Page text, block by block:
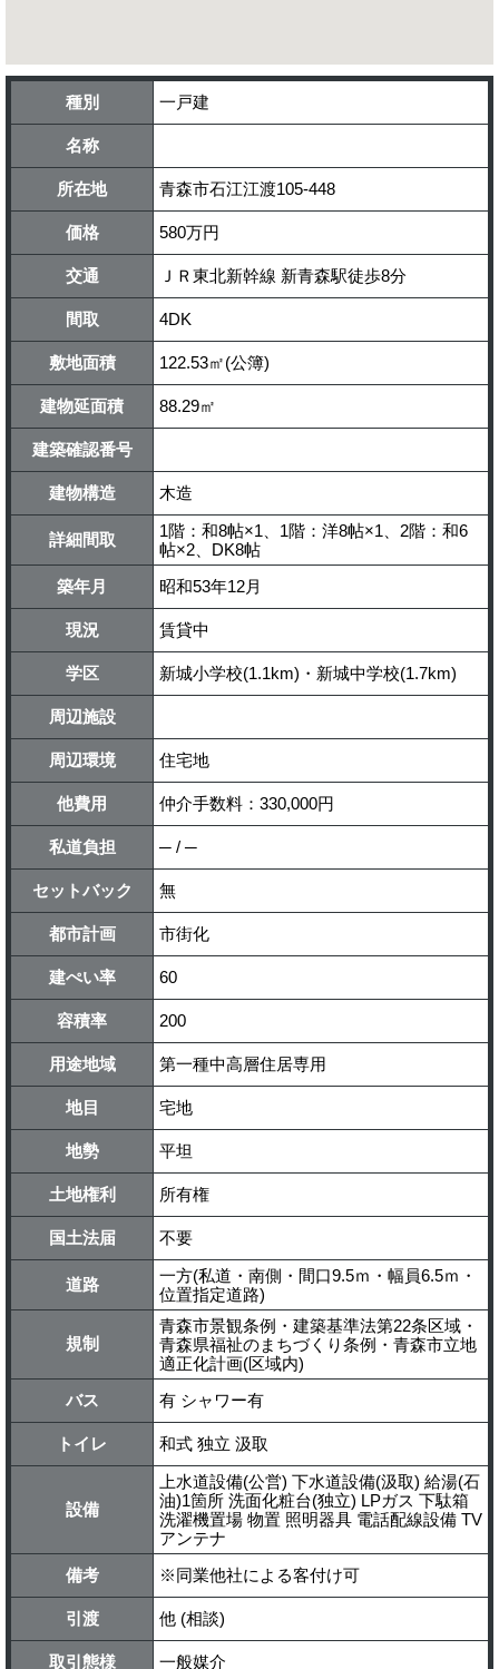
種別 一戸建
名称
所在地 青森市石江江渡105-448
価格 580万円
交通 ＪＲ東北新幹線 新青森駅徒歩8分
間取 4DK
敷地面積 122.53㎡(公簿)
建物延面積 88.29㎡
建築確認番号
建物構造 木造
詳細間取
1階：和8帖×1、1階：洋8帖×1、2階：和6
帖×2、DK8帖
築年月
昭和53年12月
現況 賃貸中
学区 新城小学校(1.1km)・新城中学校(1.7km)
周辺施設
周辺環境 住宅地
他費用 仲介手数料：330,000円
私道負担 ─ / ─
セットバック 無
都市計画 市街化
建ぺい率 60
容積率 200
用途地域 第一種中高層住居専用
地目 宅地
地勢 平坦
土地権利 所有権
国土法届 不要
道路
一方(私道・南側・間口9.5ｍ・幅員6.5ｍ・
位置指定道路)
規制
青森市景観条例・建築基準法第22条区域・
青森県福祉のまちづくり条例・青森市立地
適正化計画(区域内)
バス
有 シャワー有
トイレ 和式 独立 汲取
設備
上水道設備(公営) 下水道設備(汲取) 給湯(石
油)1箇所 洗面化粧台(独立) LPガス 下駄箱
洗濯機置場 物置 照明器具 電話配線設備 TV
アンテナ
備考
※同業他社による客付け可
引渡 他 (相談)
取引態様 一般媒介